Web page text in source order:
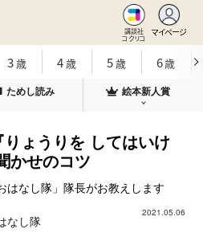
講談社
コクリコ
マイページ
3歳 4歳 5歳 6歳
ためし読み 絵本新人賞
ょうりを してはいけ
かせのコツ
はなし隊」隊長がお教えします
2021.05.06
なし隊